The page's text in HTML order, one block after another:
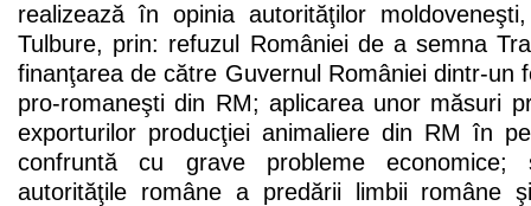
realizează în opinia autorităţilor
Tulbure, prin: refuzul României de a semna
finanţarea de către Guvernul României dintr-un
pro-romaneşti din RM; aplicarea unor măsuri
exporturilor producţiei animaliere din RM în
confruntă cu grave probleme economice;
autorităţile române a predării limbii române